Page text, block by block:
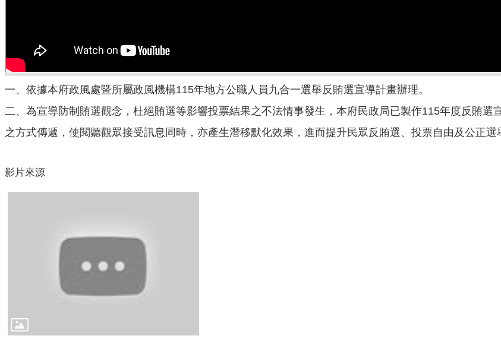
一、依據本府政風處暨所屬政風機構115年地方公職人員九合一選舉反賄選宣導計畫辦理。
二、為宣導防制賄選觀念，杜絕賄選等影響投票結果之不法情事發生，本府民政局已製作115年度反賄
之方式傳遞，使閱聽觀眾接受訊息同時，亦產生潛移默化效果，進而提升民眾反賄選、投票自由及公正選
影片來源